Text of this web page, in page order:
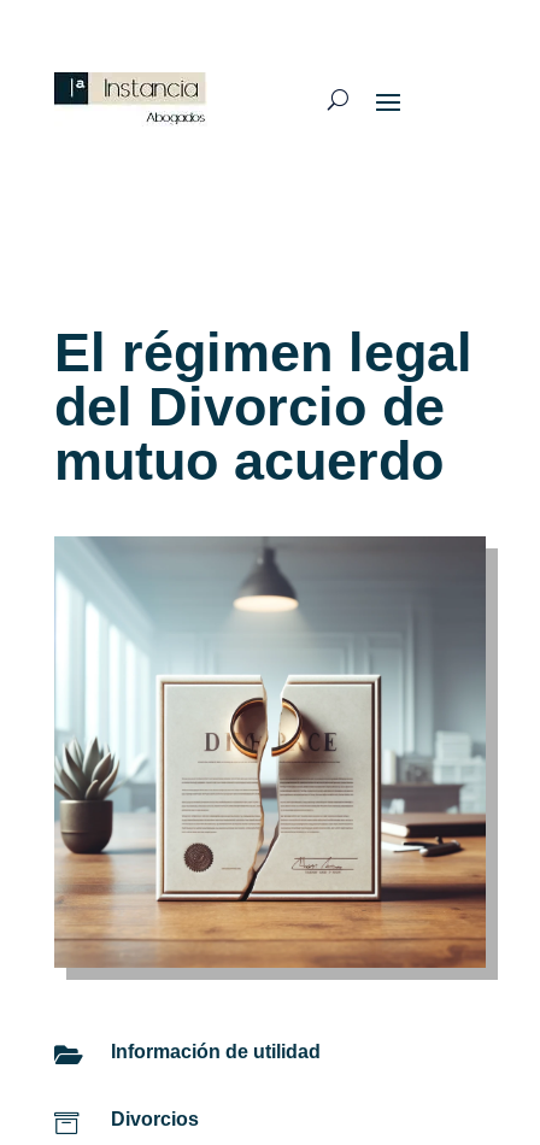
El régimen legal
del Divorcio de
mutuo acuerdo
 Información de utilidad
 Divorcios